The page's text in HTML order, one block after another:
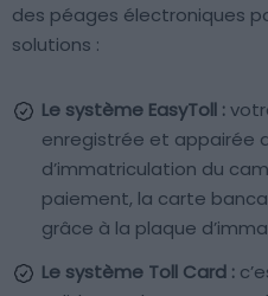
des péages électroniques
solutions :
Le système EasyToll :
enregistrée et appairée
d’immatriculation du
paiement, la carte
grâce à la plaque
Le système Toll Card :